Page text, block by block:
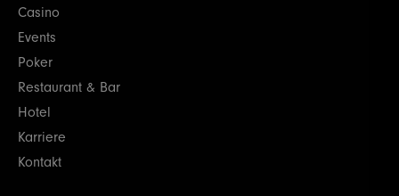
Casino
Events
Poker
Restaurant & Bar
Hotel
Karriere
Kontakt